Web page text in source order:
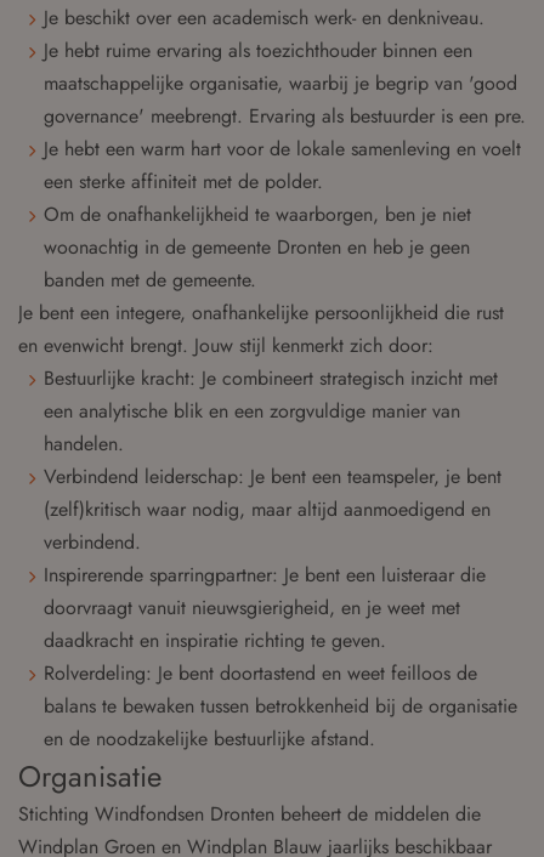
Je beschikt over een academisch werk- en denkniveau.
Je hebt ruime ervaring als toezichthouder binnen een
maatschappelijke organisatie, waarbij je begrip van 'good
governance' meebrengt. Ervaring als bestuurder is een pre.
Je hebt een warm hart voor de lokale samenleving en voelt
een sterke affiniteit met de polder.
Om de onafhankelijkheid te waarborgen, ben je niet
woonachtig in de gemeente Dronten en heb je geen
banden met de gemeente.
Je bent een integere, onafhankelijke persoonlijkheid die rust
en evenwicht brengt. Jouw stijl kenmerkt zich door:
Bestuurlijke kracht: Je combineert strategisch inzicht met
een analytische blik en een zorgvuldige manier van
handelen.
Verbindend leiderschap: Je bent een teamspeler, je bent
(zelf)kritisch waar nodig, maar altijd aanmoedigend en
verbindend.
Inspirerende sparringpartner: Je bent een luisteraar die
doorvraagt vanuit nieuwsgierigheid, en je weet met
daadkracht en inspiratie richting te geven.
Rolverdeling: Je bent doortastend en weet feilloos de
balans te bewaken tussen betrokkenheid bij de organisatie
en de noodzakelijke bestuurlijke afstand.
Organisatie
Stichting Windfondsen Dronten beheert de middelen die
Windplan Groen en Windplan Blauw jaarlijks beschikbaar